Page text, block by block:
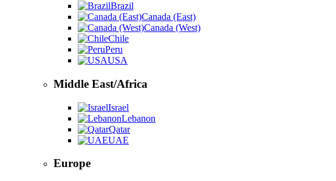
Brazil
Canada (East)
Canada (West)
Chile
Peru
USA
Middle East/Africa
Israel
Lebanon
Qatar
UAE
Europe